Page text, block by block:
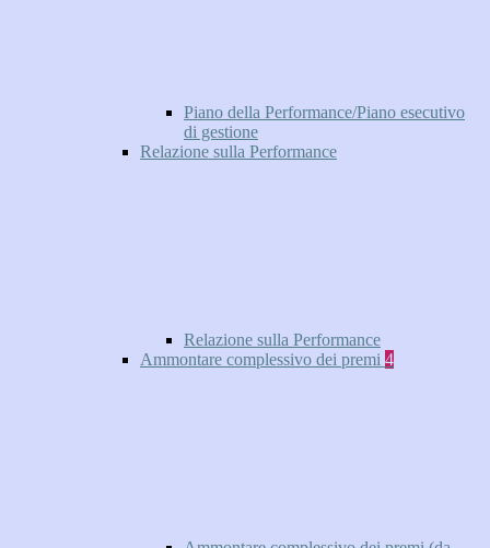
Piano della Performance/Piano esecutivo
di gestione
Relazione sulla Performance
Relazione sulla Performance
Ammontare complessivo dei premi 4